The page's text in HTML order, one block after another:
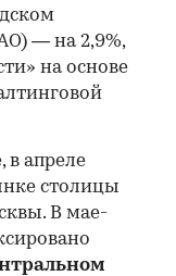
— на 2,9%,
на основе
в апреле
столицы
В мае-